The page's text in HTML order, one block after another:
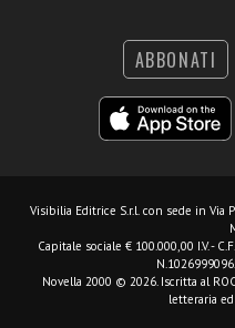
ABBONATI
Visibilia Editrice S.r.l. con sede in Via
Capitale sociale € 100.000,00 I.V. -
Novella 2000 © 2026. Iscritta al
letteraria